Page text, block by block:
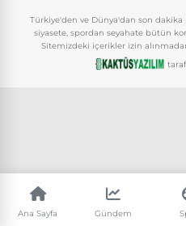
Ana Sayfa Gündem
Türkiye'den ve Dünya'dan son dakika
siyasete, spordan seyahate bütün
Sitemizdeki içerikler izin